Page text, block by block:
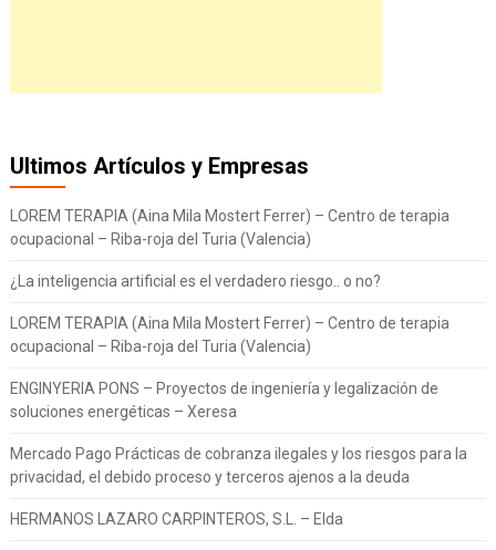
Ultimos Artículos y Empresas
LOREM TERAPIA (Aina Mila Mostert Ferrer) – Centro de terapia
ocupacional – Riba-roja del Turia (Valencia)
¿La inteligencia artificial es el verdadero riesgo.. o no?
LOREM TERAPIA (Aina Mila Mostert Ferrer) – Centro de terapia
ocupacional – Riba-roja del Turia (Valencia)
ENGINYERIA PONS – Proyectos de ingeniería y legalización de
soluciones energéticas – Xeresa
Mercado Pago Prácticas de cobranza ilegales y los riesgos para la
privacidad, el debido proceso y terceros ajenos a la deuda
HERMANOS LAZARO CARPINTEROS, S.L. – Elda